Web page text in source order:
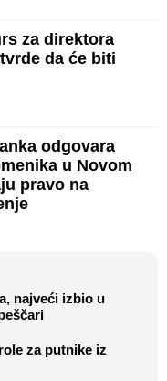
za direktora
da će biti
odgovara
u Novom
pravo na
najveći izbio u
za putnike iz